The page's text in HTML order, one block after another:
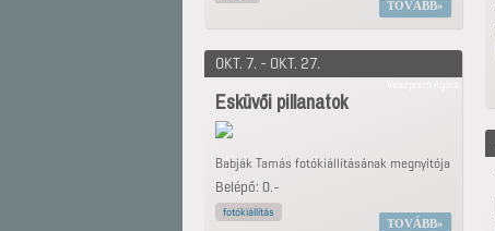
TOVÁBB
OKT. 7. - OKT. 27.
Esküvői pillanatok
Babják Tamás fotókiállításának megnyitója
Belépő: 0.-
fotókiállítás
TOVÁBB